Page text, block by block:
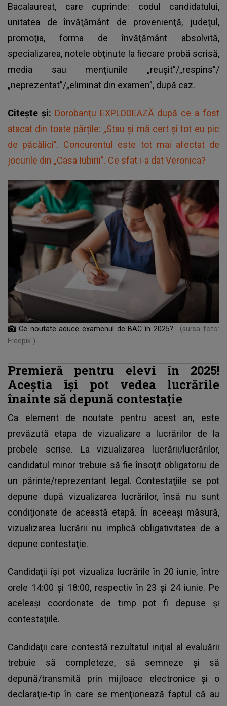
Bacalaureat, care cuprinde: codul candidatului,
unitatea de învăţământ de provenienţă, judeţul,
promoţia, forma de învăţământ absolvită,
specializarea, notele obţinute la fiecare probă scrisă,
media sau menţiunile „reuşit”/„respins”/
„neprezentat”/„eliminat din examen”, după caz.
Citește și: Dorobanțu EXPLODEAZĂ după ce a fost
atacat din toate părțile: „Stau și mă cert și tot eu pic
de păcălici”. Concurentul este tot mai afectat de
jocurile din „Casa Iubirii”. Ce sfat i-a dat Veronica?
Ce noutate aduce examenul de BAC în 2025?
(sursa foto:
Freepik )
Premieră pentru elevi în 2025!
Aceștia își pot vedea lucrările
înainte să depună contestație
Ca element de noutate pentru acest an, este
prevăzută etapa de vizualizare a lucrărilor de la
probele scrise. La vizualizarea lucrării/lucrărilor,
candidatul minor trebuie să fie însoţit obligatoriu de
un părinte/reprezentant legal. Contestaţiile se pot
depune după vizualizarea lucrărilor, însă nu sunt
condiţionate de această etapă. În aceeaşi măsură,
vizualizarea lucrării nu implică obligativitatea de a
depune contestaţie.
Candidaţii îşi pot vizualiza lucrările în 20 iunie, între
orele 14:00 şi 18:00, respectiv în 23 şi 24 iunie. Pe
aceleaşi coordonate de timp pot fi depuse şi
contestaţiile.
Candidaţii care contestă rezultatul iniţial al evaluării
trebuie să completeze, să semneze şi să
depună/transmită prin mijloace electronice şi o
declaraţie-tip în care se menţionează faptul că au